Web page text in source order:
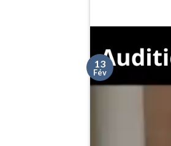
13
Fév